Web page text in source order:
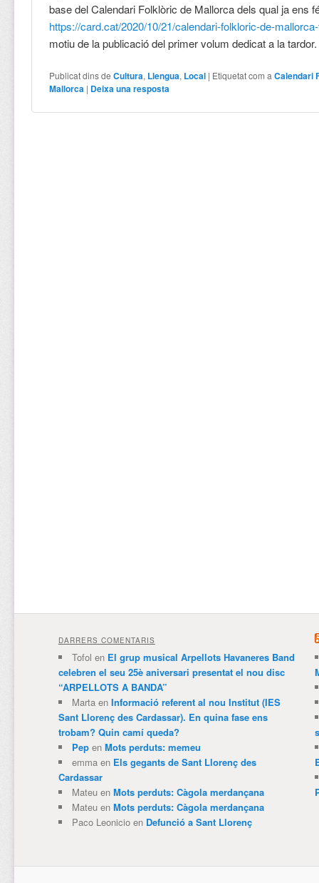
base del Calendari Folklòric de Mallorca dels qual ja ens
https://card.cat/2020/10/21/calendari-folkloric-de-
motiu de la publicació del primer volum dedicat a la
Publicat dins de Cultura, Llengua, Local | Etiquetat com a Calendari
Mallorca | Deixa una resposta
DARRERS COMENTARIS
Tofol en El grup musical Arpellots Havaneres Band
celebren el seu 25è aniversari presentat el nou disc
“ARPELLOTS A BANDA”
Martaen Informació referent al nou Institut (IES
Sant Llorenç des Cardassar). En quina fase ens
trobam? Quin camí queda?
Pepen Mots perduts: memeu
emmaen Els gegants de Sant Llorenç des
Cardassar
Mateuen Mots perduts: Càgola merdançana
Mateuen Mots perduts: Càgola merdançana
Paco Leonicioen Defunció a Sant Llorenç